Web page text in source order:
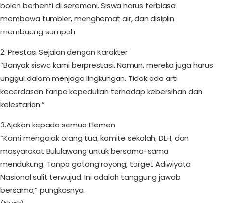
boleh berhenti di seremoni. Siswa harus terbiasa
membawa tumbler, menghemat air, dan disiplin
membuang sampah.
2. Prestasi Sejalan dengan Karakter
“Banyak siswa kami berprestasi. Namun, mereka juga harus
unggul dalam menjaga lingkungan. Tidak ada arti
kecerdasan tanpa kepedulian terhadap kebersihan dan
kelestarian.”
3.Ajakan kepada semua Elemen
“Kami mengajak orang tua, komite sekolah, DLH, dan
masyarakat Bululawang untuk bersama-sama
mendukung. Tanpa gotong royong, target Adiwiyata
Nasional sulit terwujud. Ini adalah tanggung jawab
bersama,” pungkasnya.